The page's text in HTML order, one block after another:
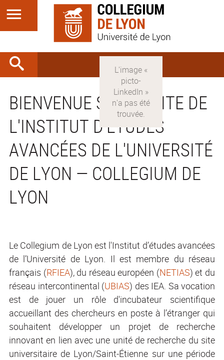
BIENVENUE SUR LE SITE DE
L'INSTITUT D'ÉTUDES
AVANCÉES DE L'UNIVERSITÉ
DE LYON — COLLEGIUM DE
LYON
Le Collegium de Lyon est l'Institut d’études avancées
de l’Université de Lyon. Il est membre du réseau
français (RFIEA), du réseau européen (NETIAS) et du
réseau intercontinental (UBIAS) des IEA. Sa vocation
est de jouer un rôle d'incubateur scientifique
accueillant des chercheurs en poste à l’étranger qui
souhaitent développer un projet de recherche
innovant en lien avec une unité de recherche du site
universitaire de Lyon/Saint-Étienne sur une période